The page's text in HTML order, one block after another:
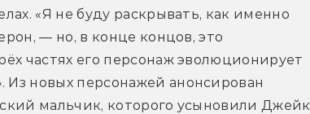
«Я не буду раскрывать, как именно
— но, в конце концов, это
частях его персонаж эволюционирует
новых персонажей анонсирован
мальчик, которого усыновили Джейк